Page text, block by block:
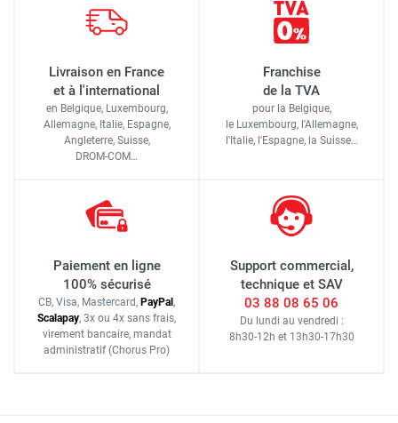
Livraison en France
et à l'international
en Belgique, Luxembourg,
Allemagne, Italie, Espagne,
Angleterre, Suisse,
DROM-COM…
Franchise
de la TVA
pour la Belgique,
le Luxembourg, l'Allemagne,
l'Italie, l'Espagne, la Suisse…
Paiement en ligne
100% sécurisé
CB, Visa, Mastercard, PayPal,
Scalapay, 3x ou 4x sans frais,
virement bancaire, mandat
administratif (Chorus Pro)
Support commercial,
technique et SAV
03 88 08 65 06
Du lundi au vendredi :
8h30-12h et 13h30-17h30